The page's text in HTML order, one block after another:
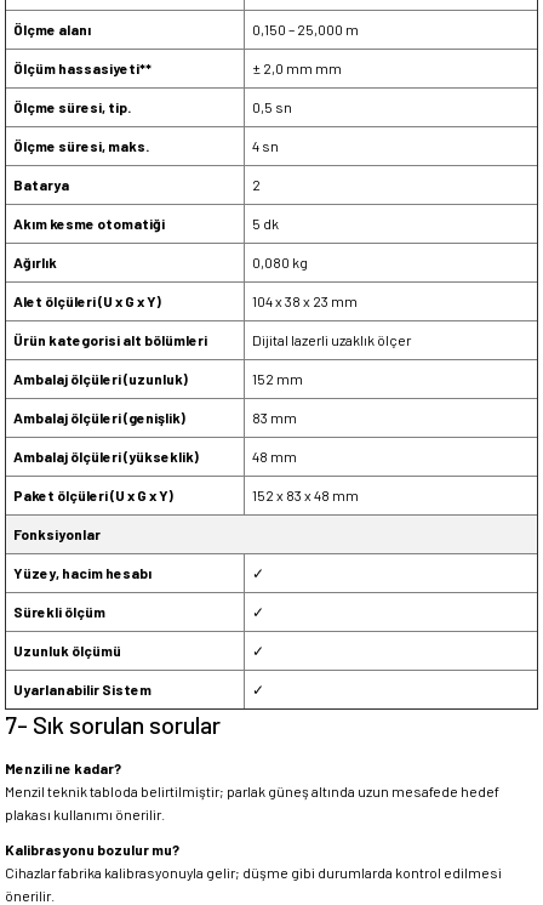
Ölçme alanı 0,150 – 25,000 m
Ölçüm hassasiyeti** ± 2,0 mm mm
Ölçme süresi, tip. 0,5 sn
Ölçme süresi, maks. 4 sn
Batarya 2
Akım kesme otomatiği 5 dk
Ağırlık 0,080 kg
Alet ölçüleri (U x G x Y) 104 x 38 x 23 mm
Ürün kategorisi alt bölümleri Dijital lazerli uzaklık ölçer
Ambalaj ölçüleri (uzunluk) 152 mm
Ambalaj ölçüleri (genişlik) 83 mm
Ambalaj ölçüleri (yükseklik) 48 mm
Paket ölçüleri (U x G x Y) 152 x 83 x 48 mm
Fonksiyonlar
Yüzey, hacim hesabı ✓
Sürekli ölçüm ✓
Uzunluk ölçümü ✓
Uyarlanabilir Sistem ✓
7- Sık sorulan sorular
Menzili ne kadar?
Menzil teknik tabloda belirtilmiştir; parlak güneş altında uzun mesafede hedef
plakası kullanımı önerilir.
Kalibrasyonu bozulur mu?
Cihazlar fabrika kalibrasyonuyla gelir; düşme gibi durumlarda kontrol edilmesi
önerilir.